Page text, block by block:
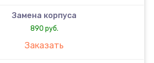
Замена корпуса
890 руб.
Заказать